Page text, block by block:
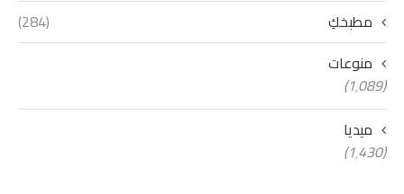
مطبخكِ
(284)
منوعات
(1٬089)
ميديا
(1٬430)